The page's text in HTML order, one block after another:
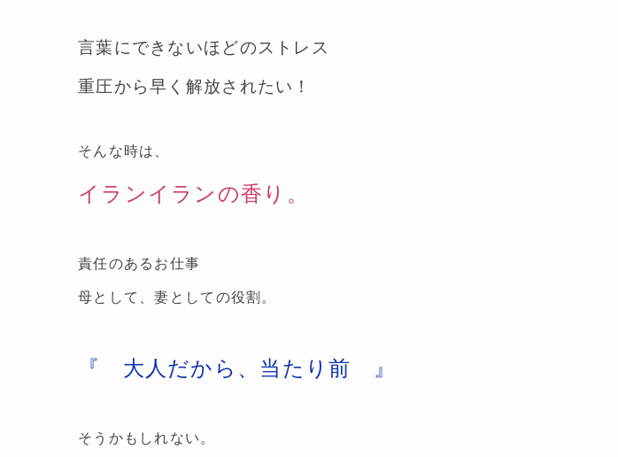
言葉にできないほどのストレス
重圧から早く解放されたい！
そんな時は、
イランイランの香り。
責任のあるお仕事
母として、妻としての役割。
『 大人だから、当たり前 』
そうかもしれない。